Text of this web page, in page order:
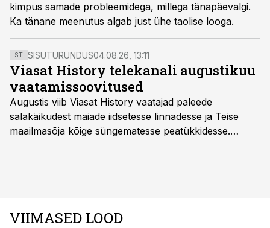
kimpus samade probleemidega, millega tänapäevalgi.
Ka tänane meenutus algab just ühe taolise looga.
ST SISUTURUNDUS04.08.26, 13:11
Viasat History telekanali augustikuu
vaatamissoovitused
Augustis viib Viasat History vaatajad paleede
salakäikudest maiade iidsetesse linnadesse ja Teise
maailmasõja kõige süngematesse peatükkidesse.
viasathistory.eu/ee
VIIMASED LOOD